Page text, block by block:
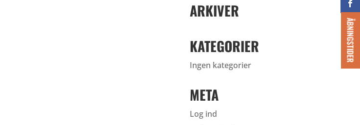
ÅBNINGSTIDER
ARKIVER
KATEGORIER
Ingen kategorier
META
Log ind